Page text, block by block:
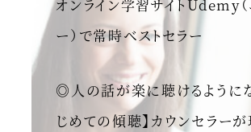
オンライン学習サイトUdemy（
ー）で常時ベストセラー
◎人の話が楽に聴けるように
じめての傾聴】カウンセラー